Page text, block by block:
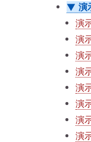
演
演
演
演
演
演
演
演
演